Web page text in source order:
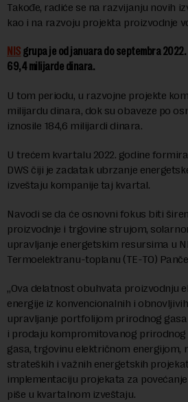
Takođe, radiće se na razvijanju novih
kao i na razvoju projekta proizvodnje
NIS grupa je od januara do septembra
69,4 milijarde dinara.
U tom periodu, u razvojne projekte
milijardu dinara, dok su obaveze po
iznosile 184,6 milijardi dinara.
U trećem kvartalu 2022. godine
DWS čiji je zadatak ubrzanje
izveštaju kompanije taj kvartal.
Navodi se da će osnovni fokus biti
proizvodnje i trgovine strujom,
upravljanje energetskim resursima u
Termoelektranu-toplanu (TE-TO)
„Ova delatnost obuhvata proizvodnju
energije iz konvencionalnih i
upravljanje portfolijom prirodnog gasa
i prodaju kompromitovanog
gasa, trgovinu električnom energijom,
strateških i važnih energetskih
implementaciju projekata za
piše u kvartalnom izveštaju.